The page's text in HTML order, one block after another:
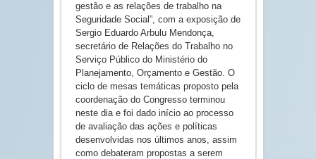
gestão e as relações de trabalho na
Seguridade Social”, com a exposição de
Sergio Eduardo Arbulu Mendonça,
secretário de Relações do Trabalho no
Serviço Público do Ministério do
Planejamento, Orçamento e Gestão. O
ciclo de mesas temáticas proposto pela
coordenação do Congresso terminou
neste dia e foi dado início ao processo
de avaliação das ações e políticas
desenvolvidas nos últimos anos, assim
como debateram propostas a serem